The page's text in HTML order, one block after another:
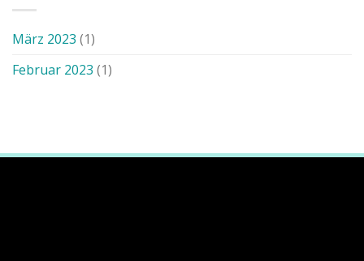
März 2023 (1)
Februar 2023 (1)